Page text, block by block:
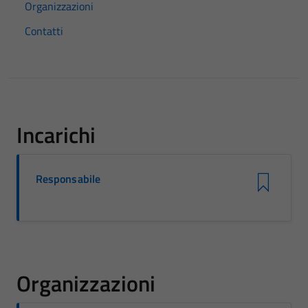
Organizzazioni
Contatti
Incarichi
Responsabile
Organizzazioni